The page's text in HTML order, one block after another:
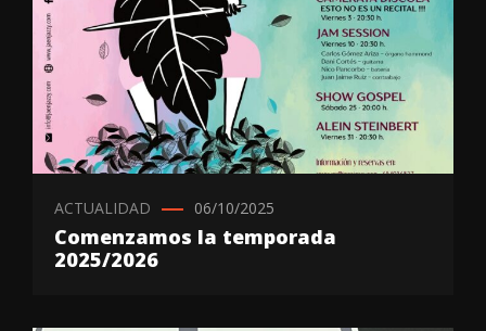
ACTUALIDAD 06/10/2025
Comenzamos la temporada
2025/2026